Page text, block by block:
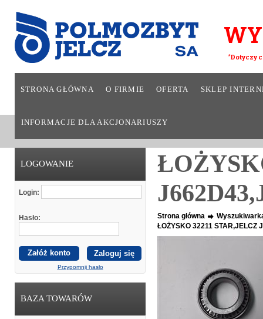
*Dotyczy
STRONA GŁÓWNA O FIRMIE OFERTA SKLEP
INFORMACJE DLA AKCJONARIUSZY
LOGOWANIE
Login:
Hasło:
Załóż konto
Przypomnij hasło
BAZA TOWARÓW
Strona główna
ŁOŻYSKO 32211 STAR,JELCZ